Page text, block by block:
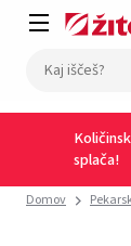
splača!
Domov